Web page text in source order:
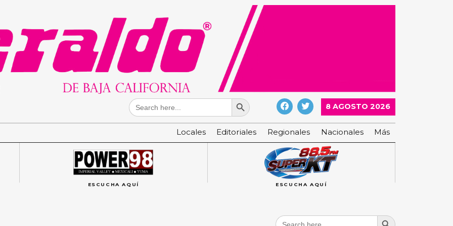
Search
for:
Search Button
8 AGOSTO 2026
Locales Editoriales Regionales Nacionales Más
ESCUCHA AQUÍ ESCUCHA AQUÍ
Search
Search Button